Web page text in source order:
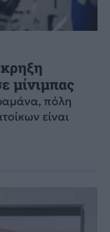
μίνιμπας
πόλη
είναι